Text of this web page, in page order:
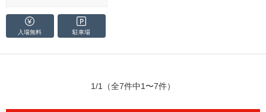
入場無料 駐車場
1/1 （全7件中1〜7件）